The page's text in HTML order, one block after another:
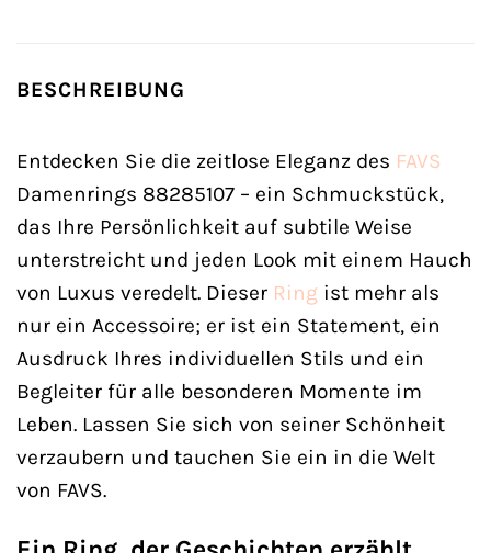
BESCHREIBUNG
Entdecken Sie die zeitlose Eleganz des FAVS
Damenrings 88285107 – ein Schmuckstück,
das Ihre Persönlichkeit auf subtile Weise
unterstreicht und jeden Look mit einem Hauch
von Luxus veredelt. Dieser Ring ist mehr als
nur ein Accessoire; er ist ein Statement, ein
Ausdruck Ihres individuellen Stils und ein
Begleiter für alle besonderen Momente im
Leben. Lassen Sie sich von seiner Schönheit
verzaubern und tauchen Sie ein in die Welt
von FAVS.